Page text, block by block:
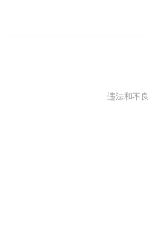
违法和不